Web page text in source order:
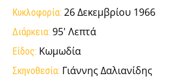
Κυκλοφορία: 26 Δεκεμβρίου 1966
Διάρκεια: 95' Λεπτά
Είδος: Κωμωδία
Σκηνοθεσία: Γιάννης Δαλιανίδης